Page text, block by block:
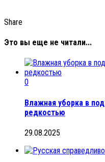
Share
Это вы еще не читали...
0
Влажная уборка в
редкостью
29.08.2025